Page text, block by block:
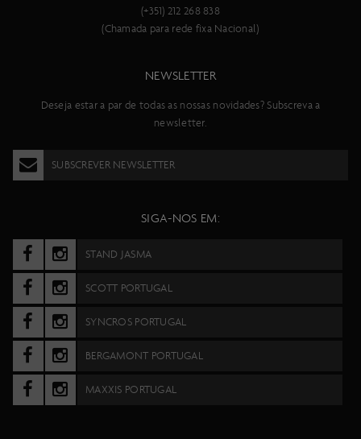
(+351) 212 268 838
(Chamada para rede fixa Nacional)
NEWSLETTER
Deseja estar a par de todas as nossas novidades? Subscreva a
newsletter.
SUBSCREVER NEWSLETTER
SIGA-NOS EM:
STAND JASMA
SCOTT PORTUGAL
SYNCROS PORTUGAL
BERGAMONT PORTUGAL
MAXXIS PORTUGAL